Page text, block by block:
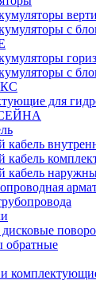
с
с
для
кабель
кабель
кабель
обратные